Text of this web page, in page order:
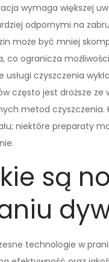
wymaga większej
odpornymi na
może być mniej
co ogranicza
usługi czyszczenia
często jest droższe ze
metod czyszczenia.
niektóre preparaty
są
technologie w